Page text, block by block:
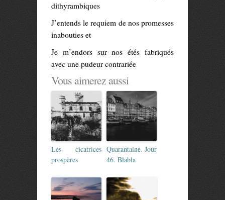
dithyrambiques
J’entends le requiem de nos promesses
inabouties et
Je m’endors sur nos étés fabriqués
avec une pudeur contrariée
Vous aimerez aussi
Les cicatrices
prospères
Quarantaine. Jour
46. Blabla